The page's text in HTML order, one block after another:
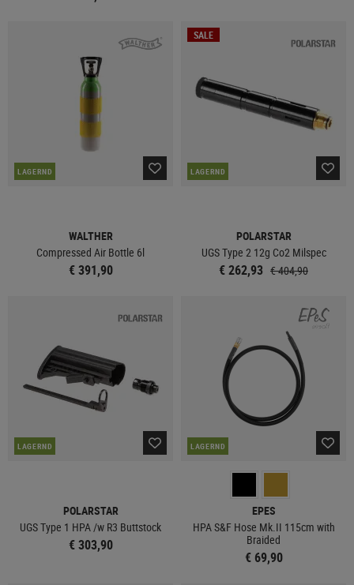
LAGERND
WALTHER
Compressed Air Bottle 6l
€ 391,90
SALE
LAGERND
POLARSTAR
UGS Type 2 12g Co2 Milspec
€ 262,93 € 404,90
LAGERND
POLARSTAR
UGS Type 1 HPA /w R3 Buttstock
€ 303,90
LAGERND
EPES
HPA S&F Hose Mk.II 115cm with
Braided
€ 69,90